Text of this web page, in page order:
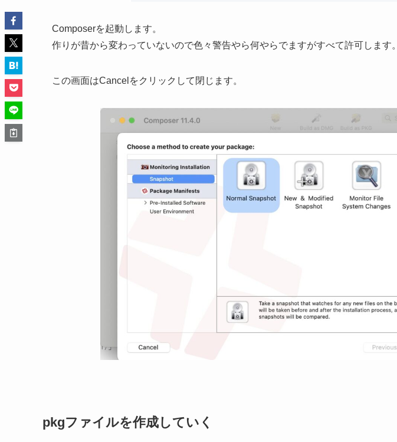
Composerを起動します。
作りが昔から変わっていないので色々警告やら何やらでますがすべて許可します。
この画面はCancelをクリックして閉じます。
pkgファイルを作成していく